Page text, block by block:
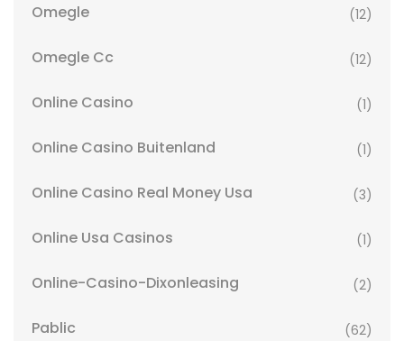
Omegle (12)
Omegle Cc (12)
Online Casino (1)
Online Casino Buitenland (1)
Online Casino Real Money Usa (3)
Online Usa Casinos (1)
Online-Casino-Dixonleasing (2)
Pablic (62)